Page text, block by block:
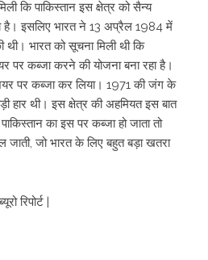
कि पाकिस्तान इस क्षेत्र को सैन्य
है। इसलिए भारत ने 13 अप्रैल 1984 में
भारत को सूचना मिली थी कि
पर कब्जा करने की योजना बना रहा है।
पर कब्जा कर लिया। 1971 की जंग के
हार थी। इस क्षेत्र की अहमियत इस बात
का इस पर कब्जा हो जाता तो
जाती, जो भारत के लिए बहुत बड़ा खतरा
रिपोर्ट |